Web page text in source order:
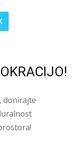
donirajte